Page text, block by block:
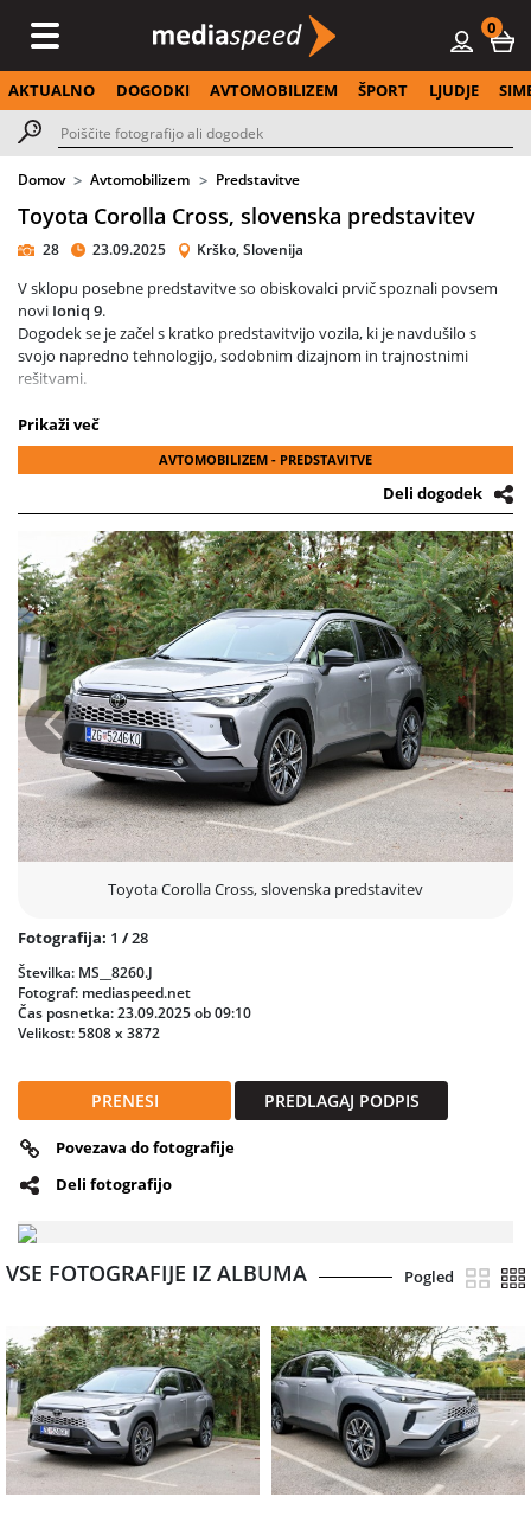
0
AKTUALNO DOGODKI AVTOMOBILIZEM ŠPORT LJUDJE
Domov Avtomobilizem Predstavitve
Toyota Corolla Cross, slovenska predstavitev
28 23.09.2025 Krško, Slovenija
V sklopu posebne predstavitve so obiskovalci prvič spoznali povsem
novi Ioniq 9.
Dogodek se je začel s kratko predstavitvijo vozila, ki je navdušilo s
svojo napredno tehnologijo, sodobnim dizajnom in trajnostnimi
rešitvami.
Sledila je pogostitev in druženje v sproščenem vzdušju, največ
zanimanja pa so poželetestne vožnje, kjer so gostje lahko sami
doživeli zmogljivost in udobje novega modela.
V fotogaleriji si lahko ogledate utrinke s predstavitve in prve odzive
navdušenih udeležencev.
Prikaži več
AVTOMOBILIZEM - PREDSTAVITVE
Deli dogodek
Toyota Corolla Cross, slovenska predstavitev
Prejšnja
Fotografija: 1 /28
Številka: MS__8260.J
Fotograf: mediaspeed.net
Čas posnetka: 23.09.2025 ob 09:10
Velikost: 5808 x 3872
PRENESI PREDLAGAJ PODPIS
Povezava do fotografije
Deli fotografijo
VSE FOTOGRAFIJE IZ ALBUMA Pogled